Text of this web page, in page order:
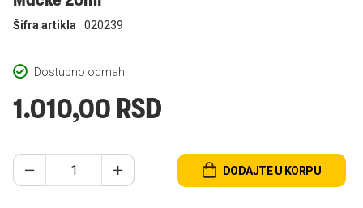
Dostupno odmah
Šifra artikla 020239
1.010,00 RSD
DODAJTE U KORPU